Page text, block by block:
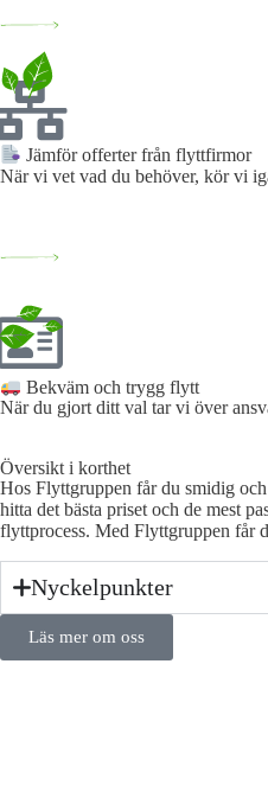
Jämför offerter från flyttfirmor
När vi vet vad du behöver, kör vi
Bekväm och trygg flytt
När du gjort ditt val tar vi över
Översikt i korthet
Hos Flyttgruppen får du smidig
hitta det bästa priset och de mest
flyttprocess. Med Flyttgruppen får
Nyckelpunkter
Läs mer om oss